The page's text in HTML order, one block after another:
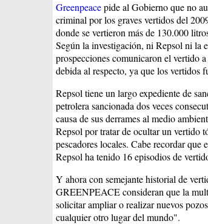
Greenpeacepide al Gobierno que no
criminal por los graves vertidos del
donde se vertieron más de 130.000
Según la investigación, ni Repsol ni la
prospecciones comunicaron el vertido
debida al respecto, ya que los vertidos
Repsol tiene un largo expediente de
petrolera sancionada dos veces
causa de sus derrames al medio
Repsol por tratar de ocultar un vertido
pescadores locales. Cabe recordar
Repsol ha tenido 16 episodios de
Y ahora con semejante historial de
GREENPEACE consideran que la
solicitar ampliar o realizar nuevos
cualquier otro lugar del mundo".